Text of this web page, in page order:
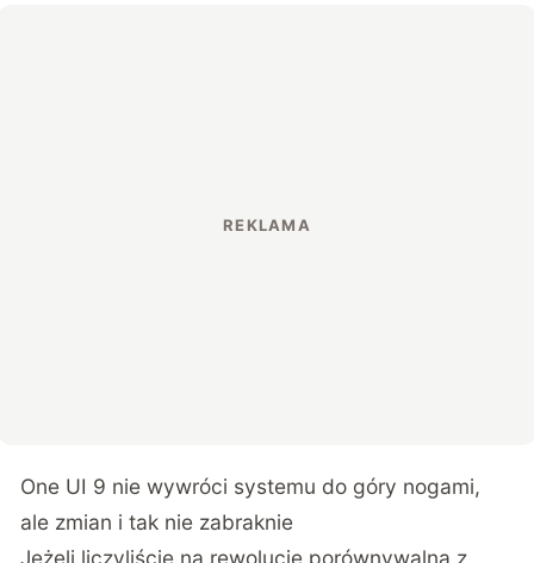
One UI 9 nie wywróci systemu do góry nogami,
ale zmian i tak nie zabraknie
Jeżeli liczyliście na rewolucję porównywalną z